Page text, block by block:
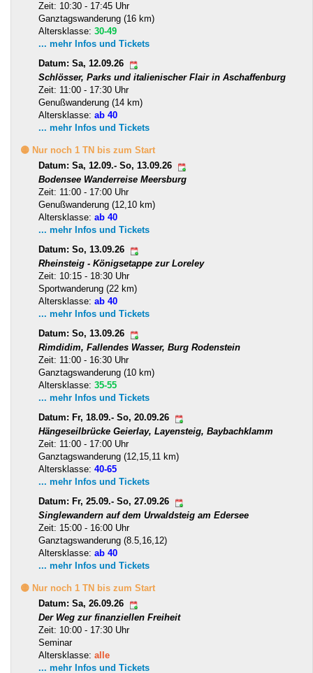
Zeit: 10:30 - 17:45 Uhr
Ganztagswanderung (16 km)
Altersklasse: 30-49
... mehr Infos und Tickets
Datum: Sa, 12.09.26
Schlösser, Parks und italienischer Flair in Aschaffenburg
Zeit: 11:00 - 17:30 Uhr
Genußwanderung (14 km)
Altersklasse: ab 40
... mehr Infos und Tickets
🟡 Nur noch 1 TN bis zum Start
Datum: Sa, 12.09.- So, 13.09.26
Bodensee Wanderreise Meersburg
Zeit: 11:00 - 17:00 Uhr
Genußwanderung (12,10 km)
Altersklasse: ab 40
... mehr Infos und Tickets
Datum: So, 13.09.26
Rheinsteig - Königsetappe zur Loreley
Zeit: 10:15 - 18:30 Uhr
Sportwanderung (22 km)
Altersklasse: ab 40
... mehr Infos und Tickets
Datum: So, 13.09.26
Rimdidim, Fallendes Wasser, Burg Rodenstein
Zeit: 11:00 - 16:30 Uhr
Ganztagswanderung (10 km)
Altersklasse: 35-55
... mehr Infos und Tickets
Datum: Fr, 18.09.- So, 20.09.26
Hängeseilbrücke Geierlay, Layensteig, Baybachklamm
Zeit: 11:00 - 17:00 Uhr
Ganztagswanderung (12,15,11 km)
Altersklasse: 40-65
... mehr Infos und Tickets
Datum: Fr, 25.09.- So, 27.09.26
Singlewandern auf dem Urwaldsteig am Edersee
Zeit: 15:00 - 16:00 Uhr
Ganztagswanderung (8.5,16,12)
Altersklasse: ab 40
... mehr Infos und Tickets
🟡 Nur noch 1 TN bis zum Start
Datum: Sa, 26.09.26
Der Weg zur finanziellen Freiheit
Zeit: 10:00 - 17:30 Uhr
Seminar
Altersklasse: alle
... mehr Infos und Tickets